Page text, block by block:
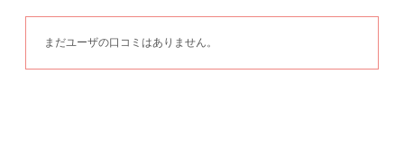
まだユーザの口コミはありません。